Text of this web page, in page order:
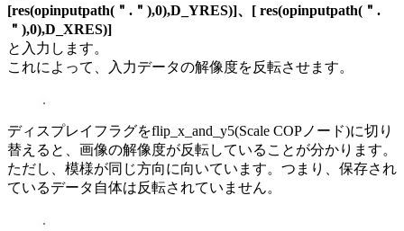
[res(opinputpath(＂.＂),0),D_YRES)]、[ res(opinputpath(＂.
＂),0),D_XRES)]
と入力します。
これによって、入力データの解像度を反転させます。
ディスプレイフラグをflip_x_and_y5(Scale COPノード)に切り
替えると、画像の解像度が反転していることが分かります。
ただし、模様が同じ方向に向いています。つまり、保存され
ているデータ自体は反転されていません。